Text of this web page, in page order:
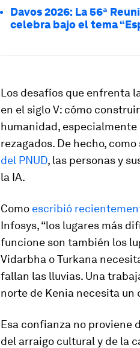
Davos 2026: La 56ª
celebra bajo el tema
Los desafíos que enfrenta
en el siglo V: cómo
humanidad,
rezagados. De hecho, como
del PNUD, las personas y
la IA.
Como escribió
Infosys, “los lugares más
funcione son también los
Vidarbha o Turkana
fallan las lluvias. Una
norte de Kenia necesita un
Esa confianza no proviene
del arraigo cultural y de la